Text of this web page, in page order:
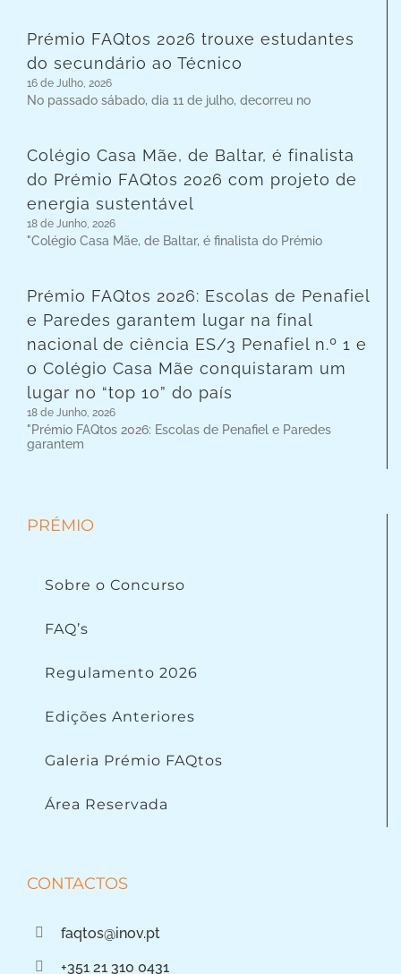
Prémio FAQtos 2026 trouxe estudantes
do secundário ao Técnico
16 de Julho, 2026
No passado sábado, dia 11 de julho, decorreu no
Colégio Casa Mãe, de Baltar, é finalista
do Prémio FAQtos 2026 com projeto de
energia sustentável
18 de Junho, 2026
"Colégio Casa Mãe, de Baltar, é finalista do Prémio
Prémio FAQtos 2026: Escolas de Penafiel
e Paredes garantem lugar na final
nacional de ciência ES/3 Penafiel n.º 1 e
o Colégio Casa Mãe conquistaram um
lugar no “top 10” do país
18 de Junho, 2026
"Prémio FAQtos 2026: Escolas de Penafiel e Paredes
garantem
PRÉMIO
Sobre o Concurso
FAQ’s
Regulamento 2026
Edições Anteriores
Galeria Prémio FAQtos
Área Reservada
CONTACTOS
faqtos@inov.pt
+351 21 310 0431